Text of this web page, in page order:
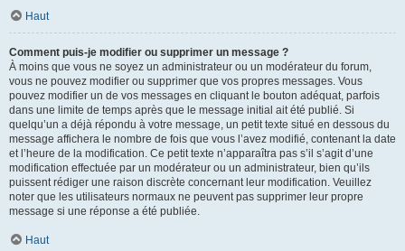
Haut
Comment puis-je modifier ou supprimer un message ?
À moins que vous ne soyez un administrateur ou un modérateur du forum,
vous ne pouvez modifier ou supprimer que vos propres messages. Vous
pouvez modifier un de vos messages en cliquant le bouton adéquat, parfois
dans une limite de temps après que le message initial ait été publié. Si
quelqu’un a déjà répondu à votre message, un petit texte situé en dessous du
message affichera le nombre de fois que vous l’avez modifié, contenant la date
et l’heure de la modification. Ce petit texte n’apparaîtra pas s’il s’agit d’une
modification effectuée par un modérateur ou un administrateur, bien qu’ils
puissent rédiger une raison discrète concernant leur modification. Veuillez
noter que les utilisateurs normaux ne peuvent pas supprimer leur propre
message si une réponse a été publiée.
Haut